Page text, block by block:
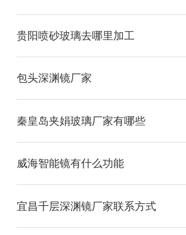
贵阳喷砂玻璃去哪里加工
包头深渊镜厂家
秦皇岛夹娟玻璃厂家有哪些
威海智能镜有什么功能
宜昌千层深渊镜厂家联系方式